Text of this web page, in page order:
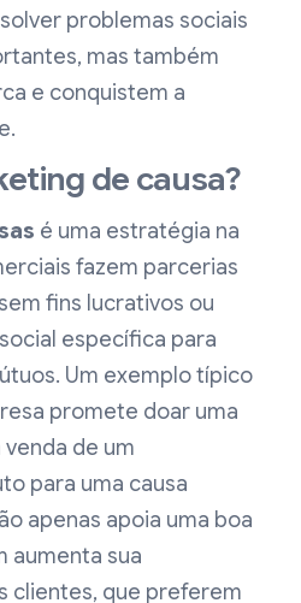
problemas sociais
mas também
e conquistem a
de causa?
é uma estratégia na
fazem parcerias
fins lucrativos ou
específica para
Um exemplo típico
promete doar uma
de um
para uma causa
apenas apoia uma boa
aumenta sua
clientes, que preferem